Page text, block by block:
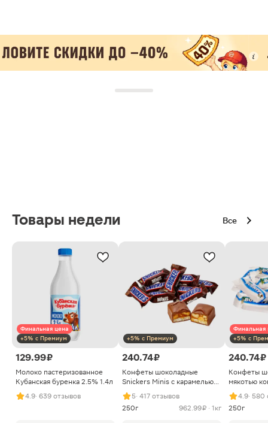
Товары недели Все
Финальная цена
+5% с Премиум
129.99 ₽
Молоко пастеризованное
Кубанская буренка 2.5% 1.4л
4.9· 639 отзывов
+5% с Премиум
240.74 ₽
Конфеты шоколадные
Snickers Minis с карамелью
арахисом и нугой
5· 417 отзывов
250г
962.99 ₽ · 1кг
Финальная
+5% с
240.74 ₽
Конфеты
мякотью
4.9· 580
250г